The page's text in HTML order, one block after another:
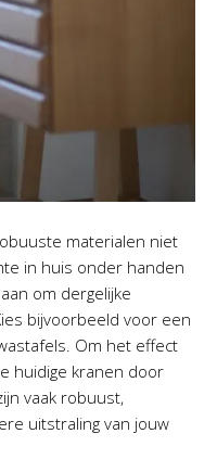
materialen niet
in huis onder handen
om dergelijke
bijvoorbeeld voor een
Om het effect
huidige kranen door
vaak robuust,
uitstraling van jouw